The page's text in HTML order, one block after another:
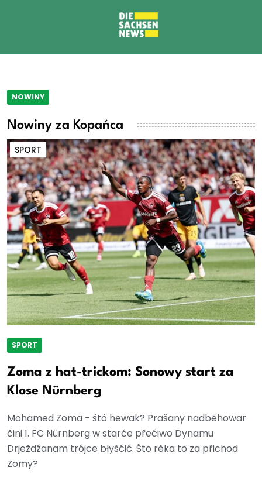
NOWINY
Nowiny za Kopańca
SPORT
SPORT
Zoma z hat-trickom: Sonowy start za
Klose Nürnberg
Mohamed Zoma - štó hewak? Prašany nadběhowar
čini 1. FC Nürnberg w starće přećiwo Dynamu
Drježdźanam trójce błyšćić. Što rěka to za přichod
Zomy?